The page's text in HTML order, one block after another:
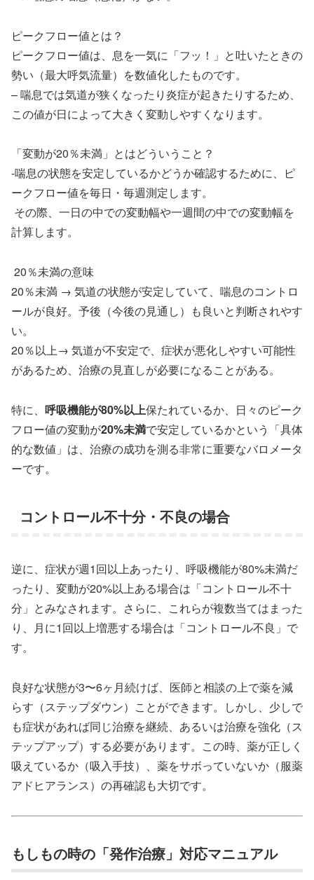
ピークフロー値とは？
ピークフロー値は、息を一気に「フッ！」と吐いたときの
勢い（最大呼気流量）を数値化したものです。
– 喘息では気道が狭くなったり炎症が起きたりするため、
この値が日によって大きく変動しやすくなります。
「変動が20％未満」とはどういうこと？
-喘息の状態を安定しているかどうか確認するために、ピ
ークフロー値を毎日・毎週測定します。
その際、一日の中での変動幅や一週間の中での変動幅を
計算します。
20％未満の意味
20％未満 → 気道の状態が安定していて、喘息のコントロ
ールが良好。予後（今後の見通し）も良いと判断されやす
い。
20％以上→ 気道が不安定で、症状が悪化しやすい可能性
があるため、治療の見直しが必要になることがある。
特に、 呼吸機能が80%以上保たれているか、日々のピーク
フロー値の変動が20%未満で安定しているかという「具体
的な数値」は、治療の成功を測る非常に重要なバロメータ
ーです。
コントロール不十分・不良の場合
逆に、症状が週1回以上あったり、呼吸機能が80%未満だ
ったり、変動が20%以上ある場合は「コントロール不十
分」とみなされます。さらに、これらが複数当てはまった
り、月に1回以上増悪する場合は「コントロール不良」で
す。
良好な状態が3〜6ヶ月続けば、医師と相談の上で薬を減
らす（ステップダウン）ことができます。しかし、少しで
も症状があれば同じ治療を継続、あるいは治療を強化（ス
テップアップ）する必要があります。この時、薬が正しく
吸えているか（吸入手技）、薬をサボっていないか（服薬
アドヒアランス）の再確認も大切です。
もしもの時の「発作治療」対応マニュアル